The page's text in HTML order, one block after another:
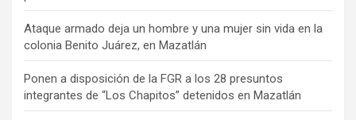
Ataque armado deja un hombre y una mujer sin vida en la
colonia Benito Juárez, en Mazatlán
Ponen a disposición de la FGR a los 28 presuntos
integrantes de “Los Chapitos” detenidos en Mazatlán